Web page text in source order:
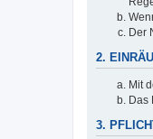
Der
2.
Mit
Das
3.